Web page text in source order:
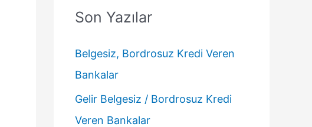
Son Yazılar
Belgesiz, Bordrosuz Kredi Veren
Bankalar
Gelir Belgesiz / Bordrosuz Kredi
Veren Bankalar